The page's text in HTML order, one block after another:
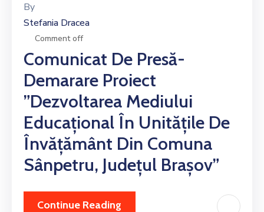
By
Stefania Dracea
Comment off
Comunicat De Presă-
Demarare Proiect
”Dezvoltarea Mediului
Educațional În Unitățile De
Învățământ Din Comuna
Sânpetru, Județul Brașov”
Continue Reading